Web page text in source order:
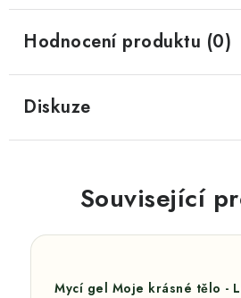
Hodnocení produktu (0)
Diskuze
Související
Mycí gel Moje krásné tělo -